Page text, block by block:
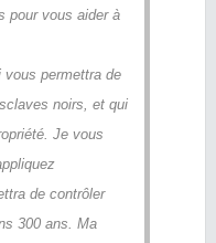
pour vous aider à
vous permettra de
noirs, et qui
Je vous
de contrôler
300 ans. Ma